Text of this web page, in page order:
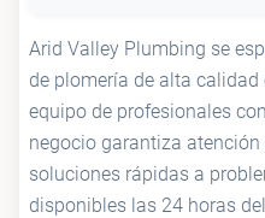
Arid Valley Plumbing se
de plomería de alta calidad
equipo de profesionales
negocio garantiza
soluciones rápidas a
disponibles las 24 horas